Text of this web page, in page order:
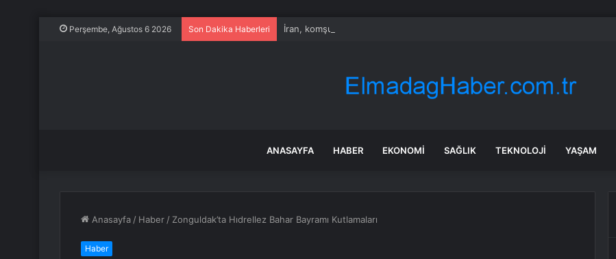
Perşembe, Ağustos 6 2026 Son Dakika Haberleri İran, komşusundan gelen barış teklifini reddetti
ANASAYFA HABER EKONOMI SAĞLIK TEKNOLOJI YAŞAM
Anasayfa / Haber / Zonguldak’ta Hıdrellez Bahar Bayramı Kutlamaları
Haber